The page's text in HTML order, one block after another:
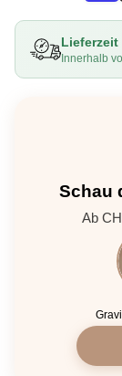
Lieferzeit
Innerhalb
Schau
Ab